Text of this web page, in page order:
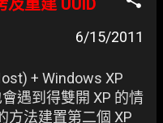
6/15/2011
+ Windows XP
遇到得雙開 XP 的情
方法建置第二個 XP